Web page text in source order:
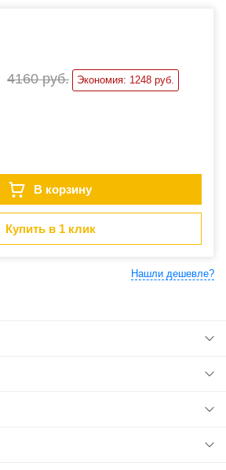
4160 руб. Экономия: 1248 руб.
В корзину
Купить в 1 клик
Нашли дешевле?